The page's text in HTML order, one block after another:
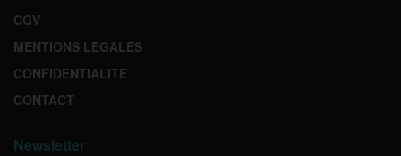
CGV
MENTIONS LEGALES
CONFIDENTIALITE
CONTACT
Newsletter